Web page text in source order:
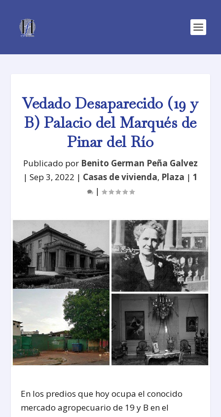
Vedado Desaparecido (19 y
B) Palacio del Marqués de
Pinar del Río
Publicado por Benito German Peña Galvez
| Sep 3, 2022 | Casas de vivienda, Plaza | 1
|
En los predios que hoy ocupa el conocido
mercado agropecuario de 19 y B en el